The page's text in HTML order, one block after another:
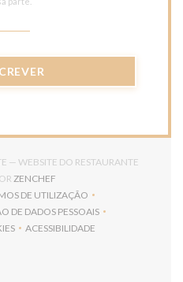
— WEBSITE DO RESTAURANTE
ZENCHEF
NOVA JANELA))
DE UTILIZAÇÃO
((ABRE NUMA NOVA JANELA))
DE DADOS PESSOAIS
((ABRE NUMA NOVA JANELA))
NOVA JANELA))
ACESSIBILIDADE
((ABRE NUMA NOVA